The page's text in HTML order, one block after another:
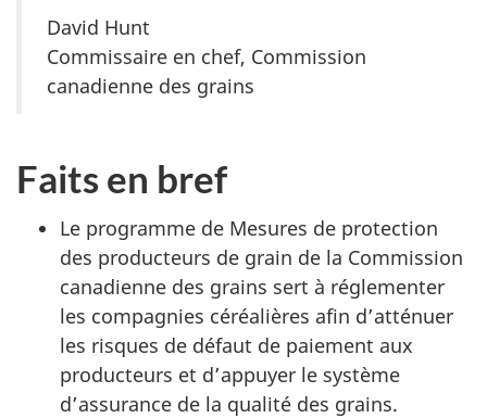
David Hunt
Commissaire en chef, Commission
canadienne des grains
Faits en bref
Le programme de Mesures de protection
des producteurs de grain de la Commission
canadienne des grains sert à réglementer
les compagnies céréalières afin d’atténuer
les risques de défaut de paiement aux
producteurs et d’appuyer le système
d’assurance de la qualité des grains.